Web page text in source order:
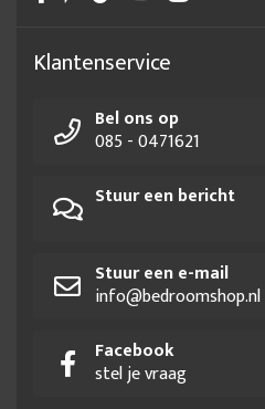
Klantenservice
Bel ons op
085 - 0471621
Stuur een bericht
Stuur een e-mail
info@bedroomshop.nl
Facebook
stel je vraag